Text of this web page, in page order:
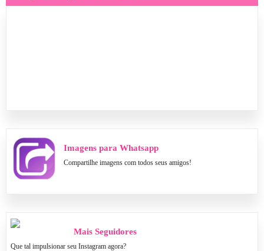
Imagens para Whatsapp
Compartilhe imagens com todos seus amigos!
Mais Seguidores
Que tal impulsionar seu Instagram agora?